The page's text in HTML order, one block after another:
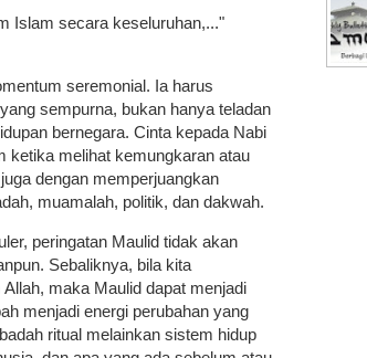
Islam secara keseluruhan,..."
seremonial. Ia harus
sempurna, bukan hanya teladan
bernegara. Cinta kepada Nabi
ketika melihat kemungkaran atau
dengan memperjuangkan
muamalah, politik, dan dakwah.
peringatan Maulid tidak akan
Sebaliknya, bila kita
maka Maulid dapat menjadi
menjadi energi perubahan yang
ritual melainkan sistem hidup